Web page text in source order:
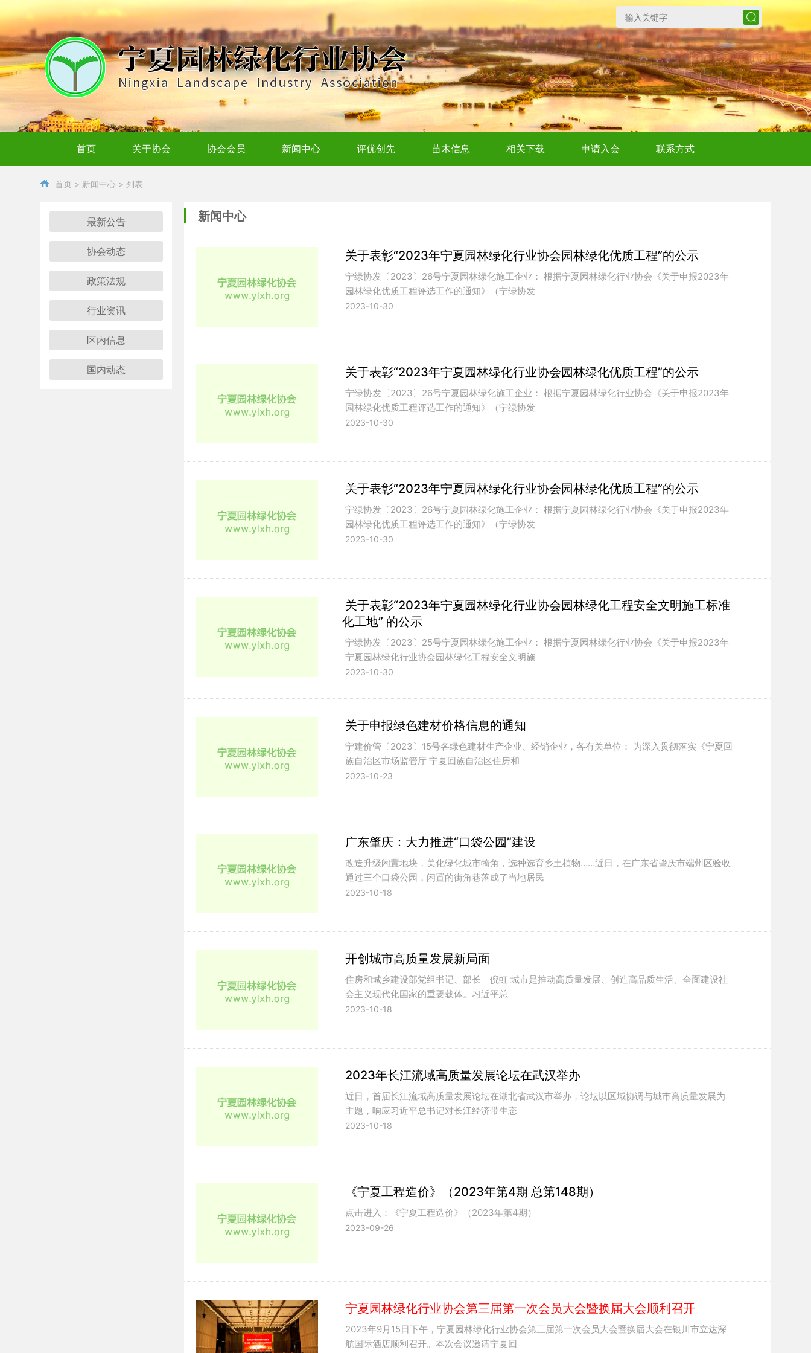
首页 关于协会 协会会员 新闻中心 评优创先 苗木信息 相关下载 申请入会 联系方式
首页 > 新闻中心 > 列表
最新公告
协会动态
政策法规
行业资讯
区内信息
国内动态
新闻中心
关于表彰“2023年宁夏园林绿化行业协会园林绿化优质工程”的公示
宁绿协发〔2023〕26号宁夏园林绿化施工企业： 根据宁夏园林绿化行业协会《关于申报2023年
园林绿化优质工程评选工作的通知》（宁绿协发
2023-10-30
关于表彰“2023年宁夏园林绿化行业协会园林绿化优质工程”的公示
宁绿协发〔2023〕26号宁夏园林绿化施工企业： 根据宁夏园林绿化行业协会《关于申报2023年
园林绿化优质工程评选工作的通知》（宁绿协发
2023-10-30
关于表彰“2023年宁夏园林绿化行业协会园林绿化优质工程”的公示
宁绿协发〔2023〕26号宁夏园林绿化施工企业： 根据宁夏园林绿化行业协会《关于申报2023年
园林绿化优质工程评选工作的通知》（宁绿协发
2023-10-30
关于表彰“2023年宁夏园林绿化行业协会园林绿化工程安全文明施工标准
化工地” 的公示
宁绿协发〔2023〕25号宁夏园林绿化施工企业： 根据宁夏园林绿化行业协会《关于申报2023年
宁夏园林绿化行业协会园林绿化工程安全文明施
2023-10-30
关于申报绿色建材价格信息的通知
宁建价管〔2023〕15号各绿色建材生产企业、经销企业，各有关单位： 为深入贯彻落实《宁夏回
族自治区市场监管厅 宁夏回族自治区住房和
2023-10-23
广东肇庆：大力推进“口袋公园”建设
改造升级闲置地块，美化绿化城市犄角，选种选育乡土植物……近日，在广东省肇庆市端州区验收
通过三个口袋公园，闲置的街角巷落成了当地居民
2023-10-18
开创城市高质量发展新局面
住房和城乡建设部党组书记、部长 倪虹 城市是推动高质量发展、创造高品质生活、全面建设社
会主义现代化国家的重要载体。习近平总
2023-10-18
2023年长江流域高质量发展论坛在武汉举办
近日，首届长江流域高质量发展论坛在湖北省武汉市举办，论坛以区域协调与城市高质量发展为
主题，响应习近平总书记对长江经济带生态
2023-10-18
《宁夏工程造价》（2023年第4期 总第148期）
点击进入：《宁夏工程造价》（2023年第4期）
2023-09-26
宁夏园林绿化行业协会第三届第一次会员大会暨换届大会顺利召开
2023年9月15日下午，宁夏园林绿化行业协会第三届第一次会员大会暨换届大会在银川市立达深
航国际酒店顺利召开。本次会议邀请宁夏回